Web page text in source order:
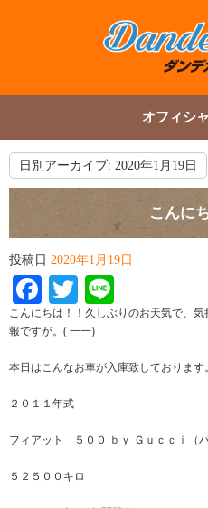
オフィシ
日別アーカイブ: 2020年1月19日
こんに
投稿日 2020年1月19日
Facebook
Twitter
こんにちは！！久しぶりのお天気で、
報ですが。( 一一)
本日はこんなお車が入庫致しております。
２０１１年式
フィアット ５００ ｂｙ Ｇｕｃｃｉ（バ
５２５００キロ